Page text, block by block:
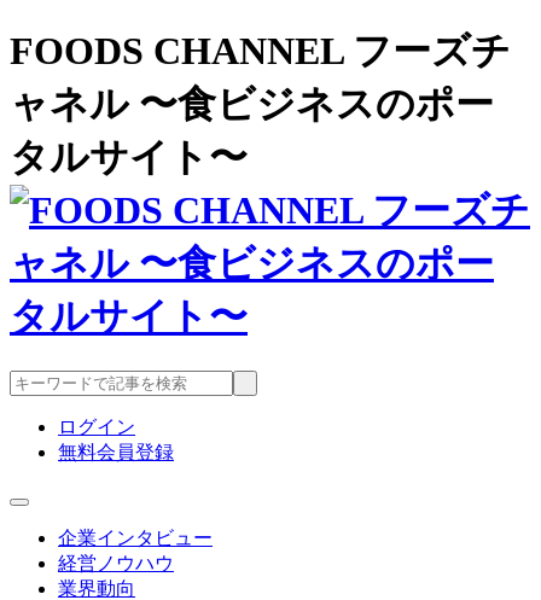
FOODS CHANNEL フーズチ
ャネル 〜食ビジネスのポー
タルサイト〜
ログイン
無料会員登録
企業インタビュー
経営ノウハウ
業界動向